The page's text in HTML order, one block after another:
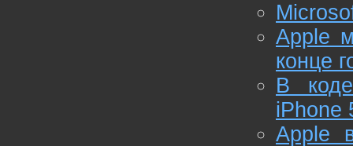
Apple
конце
В
iPhone
Apple